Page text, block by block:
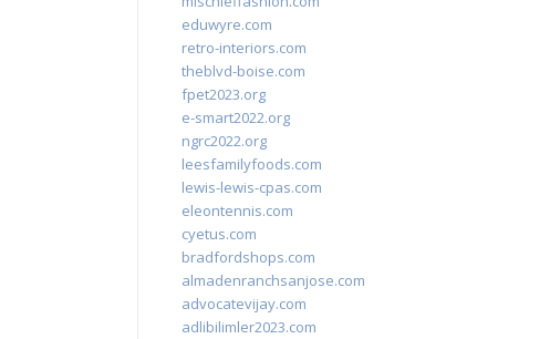
eduwyre.com
retro-interiors.com
theblvd-boise.com
fpet2023.org
e-smart2022.org
ngrc2022.org
leesfamilyfoods.com
lewis-lewis-cpas.com
eleontennis.com
cyetus.com
bradfordshops.com
almadenranchsanjose.com
advocatevijay.com
adlibilimler2023.com